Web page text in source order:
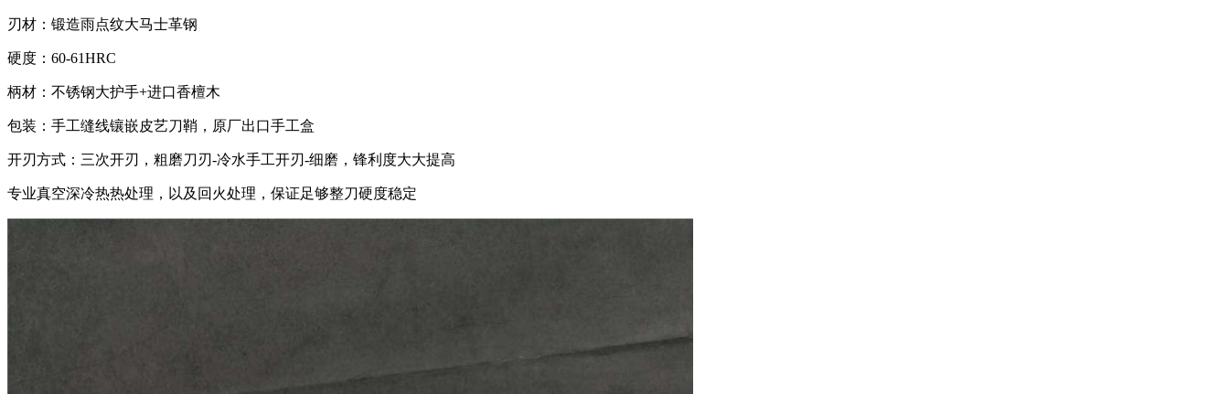
刃材：锻造雨点纹大马士革钢
硬度：60-61HRC
柄材：不锈钢大护手+进口香檀木
包装：手工缝线镶嵌皮艺刀鞘，原厂出口手工盒
开刃方式：三次开刃，粗磨刀刃-冷水手工开刃-细磨，锋利度大大提高
专业真空深冷热热处理，以及回火处理，保证足够整刀硬度稳定